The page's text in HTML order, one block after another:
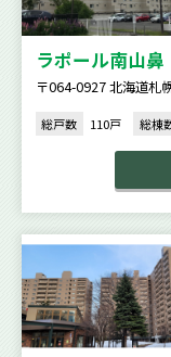
ラポール南山鼻
〒064-0927 北海道札
総戸数 110戸 総棟